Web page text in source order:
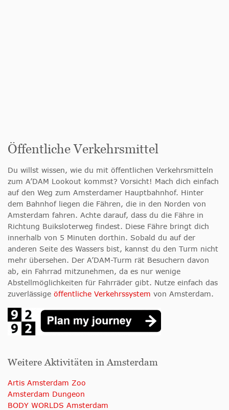
Öffentliche Verkehrsmittel
Du willst wissen, wie du mit öffentlichen Verkehrsmitteln
zum A’DAM Lookout kommst? Vorsicht! Mach dich einfach
auf den Weg zum Amsterdamer Hauptbahnhof. Hinter
dem Bahnhof liegen die Fähren, die in den Norden von
Amsterdam fahren. Achte darauf, dass du die Fähre in
Richtung Buiksloterweg findest. Diese Fähre bringt dich
innerhalb von 5 Minuten dorthin. Sobald du auf der
anderen Seite des Wassers bist, kannst du den Turm nicht
mehr übersehen. Der A’DAM-Turm rät Besuchern davon
ab, ein Fahrrad mitzunehmen, da es nur wenige
Abstellmöglichkeiten für Fahrräder gibt. Nutze einfach das
zuverlässige öffentliche Verkehrssystem von Amsterdam.
Weitere Aktivitäten in Amsterdam
Artis Amsterdam Zoo
Amsterdam Dungeon
BODY WORLDS Amsterdam